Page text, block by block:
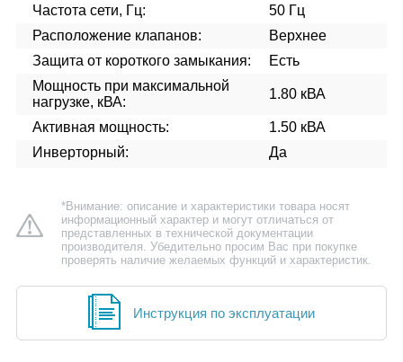
Частота сети, Гц:
50 Гц
Расположение клапанов:
Верхнее
Защита от короткого замыкания:
Есть
Мощность при максимальной
нагрузке, кВА:
1.80 кВА
Активная мощность:
1.50 кВА
Инверторный:
Да
*Внимание: описание и характеристики товара носят
информационный характер и могут отличаться от
представленных в технической документации
производителя. Убедительно просим Вас при покупке
проверять наличие желаемых функций и характеристик.
Инструкция по эксплуатации